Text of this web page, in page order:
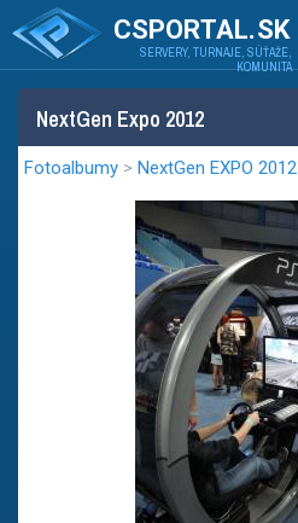
CSPORTAL.SK
SERVERY, TURNAJE, SÚŤAŽE,
KOMUNITA
NextGen Expo 2012
Fotoalbumy > NextGen EXPO 2012